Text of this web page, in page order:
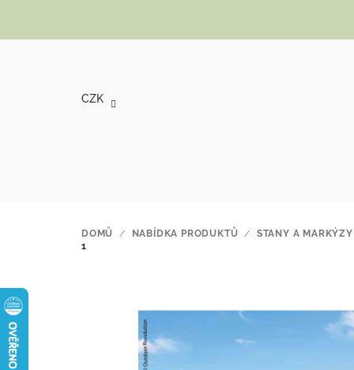
CZK
DOMŮ / NABÍDKA PRODUKTŮ /
STANY A MARKÝZY
1